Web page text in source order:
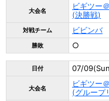
大会名
ビギツー
(決勝戦)
対戦チーム ビビンバ
勝敗 ○
日付 07/
大会名
ビギツー
(グループ